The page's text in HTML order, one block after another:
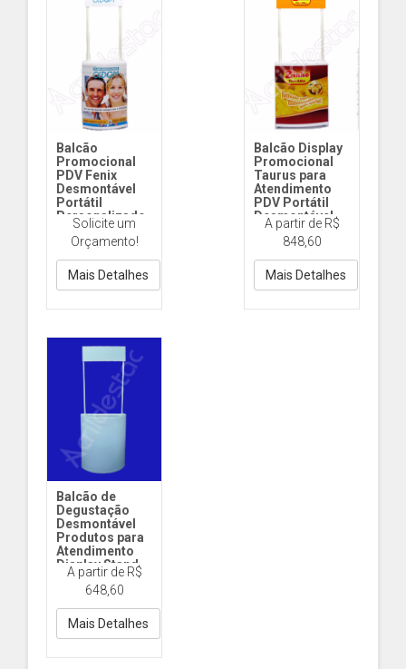
Balcão
Promocional
PDV Fenix
Desmontável
Portátil
Personalizado
para
Degustação
FENIX Adesivado
Desmontável
Solicite um
Orçamento!
Mais Detalhes
Balcão Display
Promocional
Taurus para
Atendimento
PDV Portátil
Desmontável
BTA50 TAURUS
Adesivado -
Completo
A partir de R$
848,60
Mais Detalhes
Balcão de
Degustação
Desmontável
Produtos para
Atendimento
Display Stand
LYRA
BLY38 LYRA
Padrão - Liso
A partir de R$
648,60
Mais Detalhes